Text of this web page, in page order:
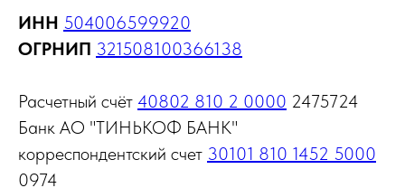
ИНН 504006599920
ОГРНИП 321508100366138
Расчетный счёт 40802 810 2 0000 2475724
Банк АО "ТИНЬКОФ БАНК"
корреспондентский счет 30101 810 1452 5000
0974